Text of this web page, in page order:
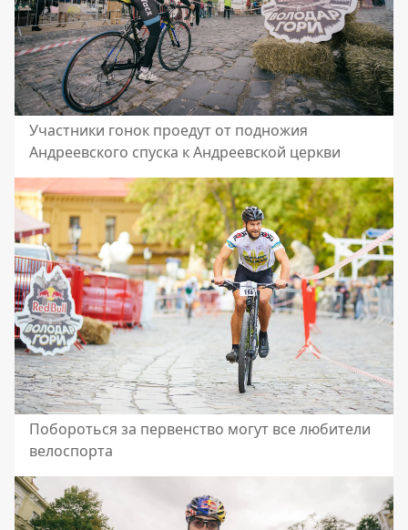
Участники гонок проедут от подножия
Андреевского спуска к Андреевской церкви
Побороться за первенство могут все любители
велоспорта